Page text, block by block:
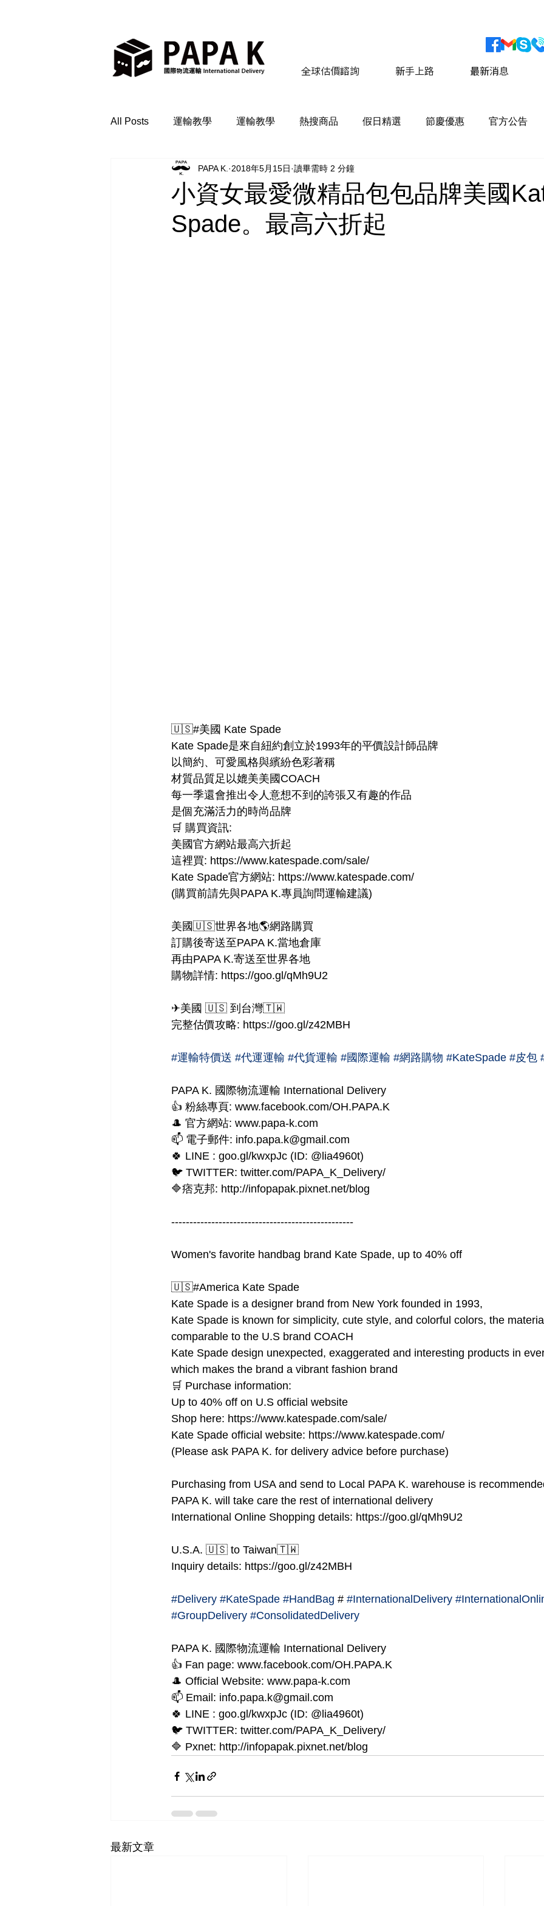
全球估價諮詢 新手上路 最新消息
All Posts 運輸教學 運輸教學 熱搜商品 假日精選 節慶優惠 官方公告
小資女最愛微精品包包品牌美國
Spade。最高六折起
PAPA K. 2018年5月15日 讀畢需時 2 分鐘
🇺🇸#美國 Kate Spade
Kate Spade是來自紐約創立於1993年的平價設計師品牌
以簡約、可愛風格與繽紛色彩著稱
材質品質足以媲美美國COACH
每一季還會推出令人意想不到的誇張又有趣的作品
是個充滿活力的時尚品牌
🛒 購買資訊:
美國官方網站最高六折起
這裡買: https://www.katespade.com/sale/
Kate Spade官方網站: https://www.katespade.com/
(購買前請先與PAPA K.專員詢問運輸建議)
美國🇺🇸世界各地🌎網路購買
訂購後寄送至PAPA K.當地倉庫
再由PAPA K.寄送至世界各地
購物詳情: https://goo.gl/qMh9U2
✈美國 🇺🇸 到台灣🇹🇼
完整估價攻略: https://goo.gl/z42MBH
#運輸特價送 #代運運輸 #代貨運輸 #國際運輸 #網路購物 #KateSpade #皮包
PAPA K. 國際物流運輸 International Delivery
👍 粉絲專頁: www.facebook.com/OH.PAPA.K
🎩 官方網站: www.papa-k.com
📫 電子郵件: info.papa.k@gmail.com
🍀 LINE : goo.gl/kwxpJc (ID: @lia4960t)
🐦 TWITTER: twitter.com/PAPA_K_Delivery/
🔷痞克邦: http://infopapak.pixnet.net/blog
--------------------------------------------------
Women's favorite handbag brand Kate Spade, up to 40% off
🇺🇸#America Kate Spade
Kate Spade is a designer brand from New York founded in 1993,
Kate Spade is known for simplicity, cute style, and colorful colors, the
comparable to the U.S brand COACH
Kate Spade design unexpected, exaggerated and interesting products in
which makes the brand a vibrant fashion brand
🛒 Purchase information:
Up to 40% off on U.S official website
Shop here: https://www.katespade.com/sale/
Kate Spade official website: https://www.katespade.com/
(Please ask PAPA K. for delivery advice before purchase)
Purchasing from USA and send to Local PAPA K. warehouse is
PAPA K. will take care the rest of international delivery
International Online Shopping details: https://goo.gl/qMh9U2
U.S.A. 🇺🇸 to Taiwan🇹🇼
Inquiry details: https://goo.gl/z42MBH
#Delivery #KateSpade #HandBag # #InternationalDelivery
#GroupDelivery #ConsolidatedDelivery
PAPA K. 國際物流運輸 International Delivery
👍 Fan page: www.facebook.com/OH.PAPA.K
🎩 Official Website: www.papa-k.com
📫 Email: info.papa.k@gmail.com
🍀 LINE : goo.gl/kwxpJc (ID: @lia4960t)
🐦 TWITTER: twitter.com/PAPA_K_Delivery/
🔷 Pxnet: http://infopapak.pixnet.net/blog
最新文章